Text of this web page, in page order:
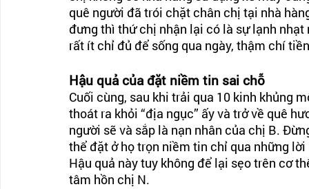
quê người đã trói chặt chân chị tại nhà
đưng thì thứ chị nhận lại có là sự lạnh
rất ít chỉ đủ để sống qua ngày, thậm chí
Hậu quả của đặt niềm tin sai chỗ
Cuối cùng, sau khi trải qua 10 kinh khủng
thoát ra khỏi “địa ngục” ấy và trở về quê
người sẽ và sắp là nạn nhân của chị B.
thể đặt ở họ trọn niềm tin chỉ qua những
Hậu quả này tuy không để lại sẹo trên cơ
tâm hồn chị N.